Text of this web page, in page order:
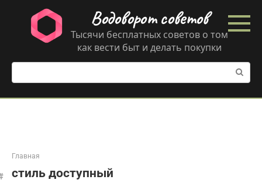
контенту
Водоворот советов
Тысячи бесплатных советов о том
как вести быт и делать покупки
Поиск:
Главная
стиль доступный